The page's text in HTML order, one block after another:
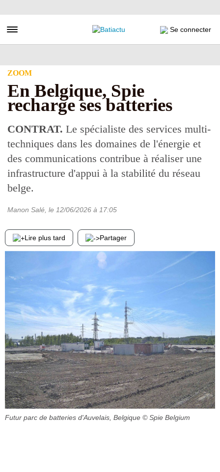
au
principal
Toggle navigation Se connecter
ZOOM
En Belgique, Spie
recharge ses batteries
CONTRAT. Le spécialiste des services multi-
techniques dans les domaines de l'énergie et
des communications contribue à réaliser une
infrastructure d'appui à la stabilité du réseau
belge.
Manon Salé , le 12/06/2026 à 17:05
Lire plus tard Partager
Futur parc de batteries d'Auvelais, Belgique © Spie Belgium